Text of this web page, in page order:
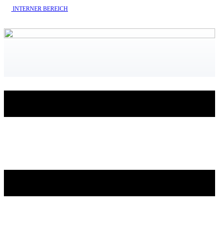
INTERNE​R BEREICH